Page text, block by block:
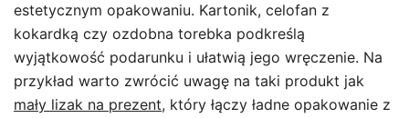
estetycznym opakowaniu. Kartonik, celofan z
kokardką czy ozdobna torebka podkreślą
wyjątkowość podarunku i ułatwią jego wręczenie. Na
przykład warto zwrócić uwagę na taki produkt jak
mały lizak na prezent, który łączy ładne opakowanie z